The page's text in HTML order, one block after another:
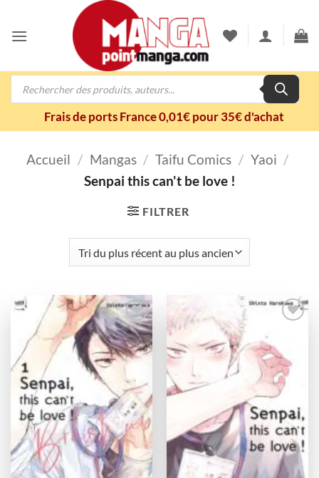
contenu
Recherche
Frais de ports France 0,01€ pour 35€ d'achat
Accueil / Mangas / Taifu Comics / Yaoi /
Senpai this can't be love !
FILTRER
Ajouter
à la
wishlist
wishlist